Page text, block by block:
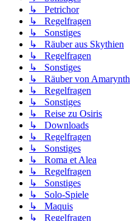
↳ Petrichor
↳ Regelfragen
↳ Sonstiges
↳ Räuber aus Skythien
↳ Regelfragen
↳ Sonstiges
↳ Räuber von Amarynth
↳ Regelfragen
↳ Sonstiges
↳ Reise zu Osiris
↳ Downloads
↳ Regelfragen
↳ Sonstiges
↳ Roma et Alea
↳ Regelfragen
↳ Sonstiges
↳ Solo-Spiele
↳ Maquis
↳ Regelfragen